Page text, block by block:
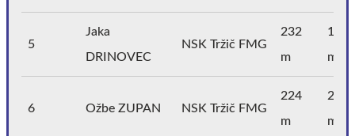
5
Jaka
DRINOVEC
NSK Tržič FMG
232
m
176
m
6 Ožbe ZUPAN NSK Tržič FMG
224
m
218
m